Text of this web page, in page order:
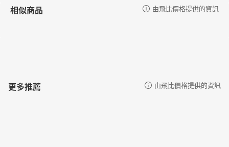
相似商品 由飛比價格提供的資訊
更多推薦 由飛比價格提供的資訊